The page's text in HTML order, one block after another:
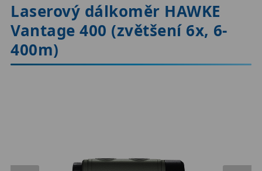
Průvodce
Doručení
A
Platba
Do
Pro začátečníky 67
Pro děti30
Čočkové60
13
Laserový dálkoměr HAWKE
Vantage 400 (zvětšení 6x, 6-
400m)